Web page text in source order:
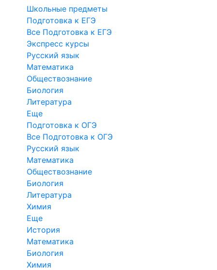
Школьные предметы
Подготовка к ЕГЭ
Все Подготовка к ЕГЭ
Экспресс курсы
Русский язык
Математика
Обществознание
Биология
Литература
Еще
Подготовка к ОГЭ
Все Подготовка к ОГЭ
Русский язык
Математика
Обществознание
Биология
Литература
Химия
Еще
История
Математика
Биология
Химия